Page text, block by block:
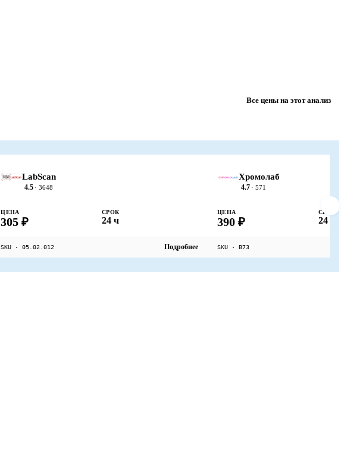
Все цены на этот анализ
LabScan
4.5 · 3648
ЦЕНА
305 ₽
СРОК
24 ч
SKU · 05.02.012 Подробнее
Хромолаб
4.7 · 571
ЦЕНА
390 ₽
СРОК
24 ч
SKU · B73